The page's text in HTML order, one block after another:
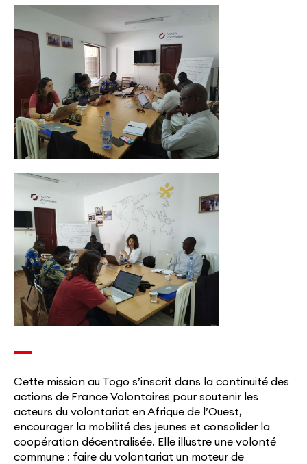
Cette mission au Togo s’inscrit dans la continuité des
actions de France Volontaires pour soutenir les
acteurs du volontariat en Afrique de l’Ouest,
encourager la mobilité des jeunes et consolider la
coopération décentralisée. Elle illustre une volonté
commune : faire du volontariat un moteur de